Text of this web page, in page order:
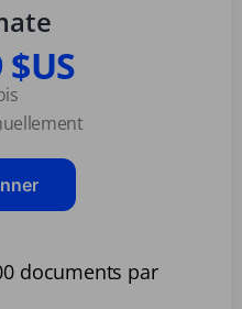
documents par